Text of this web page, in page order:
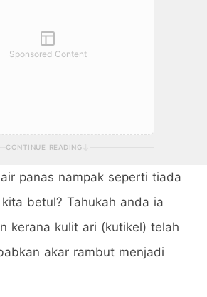
Sponsored Content
CONTINUE READING
panas nampak seperti tiada
betul? Tahukah anda ia
kerana kulit ari (kutikel) telah
akar rambut menjadi